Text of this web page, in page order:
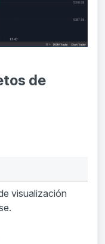
de
visualización